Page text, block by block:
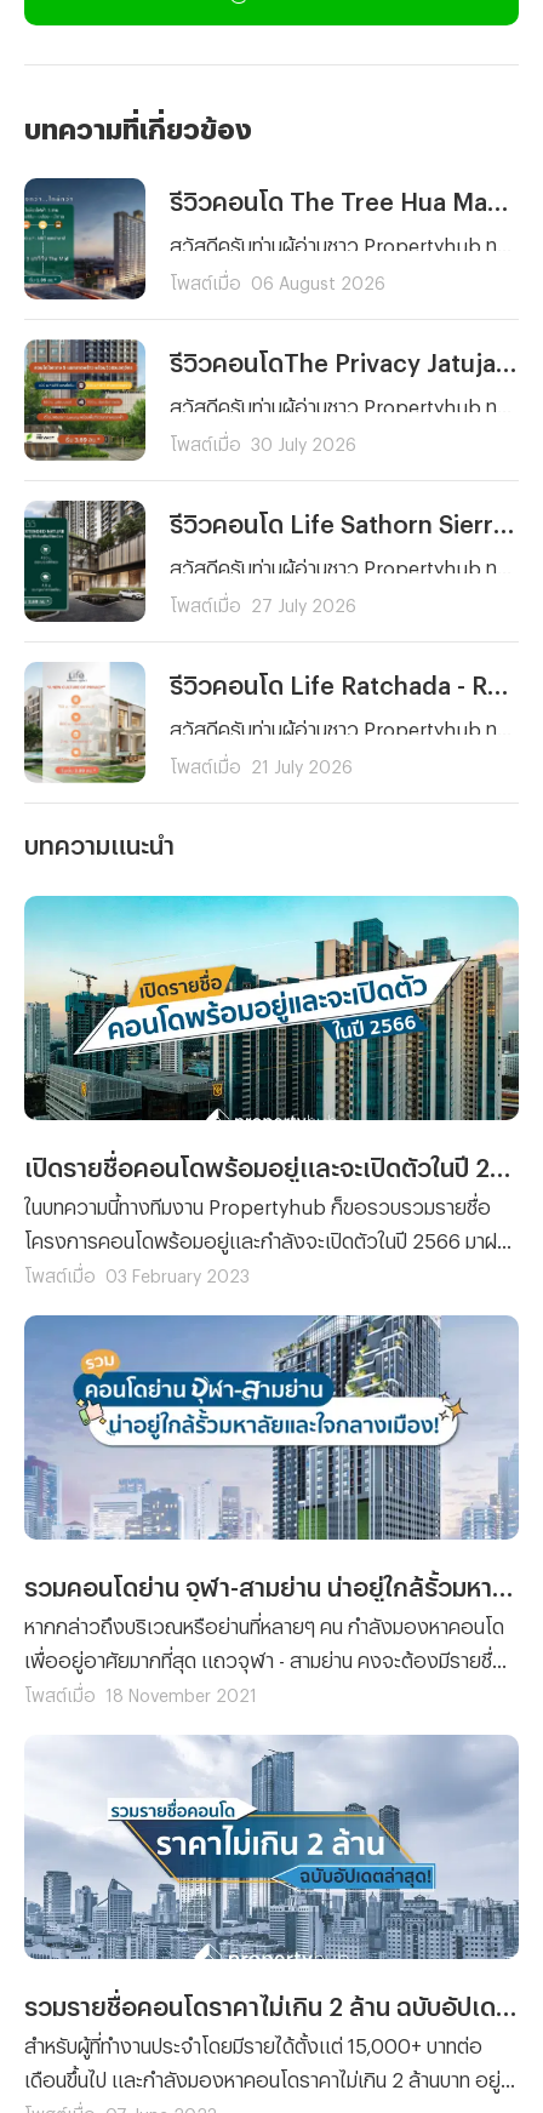
บทความที่เกี่ยวข้อง
โพสต์เมื่อ 06 August 2026
โพสต์เมื่อ 30 July 2026
โพสต์เมื่อ 27 July 2026
โพสต์เมื่อ 21 July 2026
บทความแนะนำ
ในบทความนี้ทางทีมงาน Propertyhub ก็ขอรวบรวมรายชื่อ
โครงการคอนโดพร้อมอยู่และกำลังจะเปิดตัวในปี 2566 มาฝาก
ซึ่งเราต้องขอแอบกระซิบเลยว่าแต่ละโครงการเพียบพร้อมไป
การเดินทาง จนทำให้ได้รับความสนใจจากผู้คนทั่วไปและนักลงทุน
ตั้งแต่ยังไม่ได้เริ่มเปิดจอง
โพสต์เมื่อ 03 February 2023
หากกล่าวถึงบริเวณหรือย่านที่หลายๆ คน กำลังมองหาคอนโด
เพื่ออยู่อาศัยมากที่สุด แถวจุฬา - สามย่าน คงจะต้องมีรายชื่อ
ติดอันดับมาอย่างแน่นอน! เพราะฉะนั้นวันนี้ทีมงาน
จุฬา – สามย่าน” กัน ซึ่งจะมีรายชื่อของคอนโดไหนบ้าง เราไป
โพสต์เมื่อ 18 November 2021
สำหรับผู้ที่ทำงานประจำโดยมีรายได้ตั้งแต่ 15,000+ บาทต่อ
เดือนขึ้นไป และกำลังมองหาคอนโดราคาไม่เกิน 2 ล้านบาท อยู่